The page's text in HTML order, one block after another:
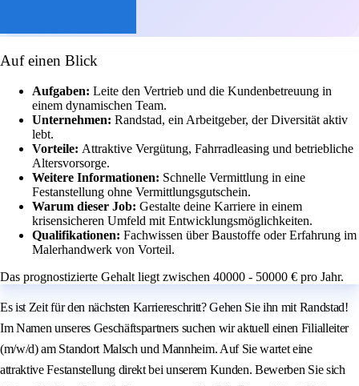
Auf einen Blick
Aufgaben: Leite den Vertrieb und die Kundenbetreuung in
einem dynamischen Team.
Unternehmen: Randstad, ein Arbeitgeber, der Diversität aktiv
lebt.
Vorteile: Attraktive Vergütung, Fahrradleasing und betriebliche
Altersvorsorge.
Weitere Informationen: Schnelle Vermittlung in eine
Festanstellung ohne Vermittlungsgutschein.
Warum dieser Job: Gestalte deine Karriere in einem
krisensicheren Umfeld mit Entwicklungsmöglichkeiten.
Qualifikationen: Fachwissen über Baustoffe oder Erfahrung im
Malerhandwerk von Vorteil.
Das prognostizierte Gehalt liegt zwischen 40000 - 50000 € pro Jahr.
Es ist Zeit für den nächsten Karriereschritt? Gehen Sie ihn mit Randstad!
Im Namen unseres Geschäftspartners suchen wir aktuell einen Filialleiter
(m/w/d) am Standort Malsch und Mannheim. Auf Sie wartet eine
attraktive Festanstellung direkt bei unserem Kunden. Bewerben Sie sich